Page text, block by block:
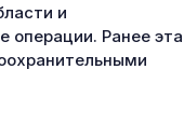
и
операции. Ранее эта